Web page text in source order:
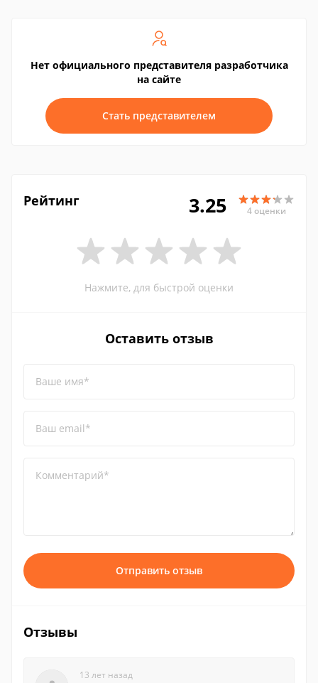
Нет официального представителя разработчика
на сайте
Стать представителем
Рейтинг 3.25 4 оценки
Нажмите, для быстрой оценки
Оставить отзыв
Ваше имя*
Ваш email*
Комментарий*
Отправить отзыв
Отзывы
13 лет назад